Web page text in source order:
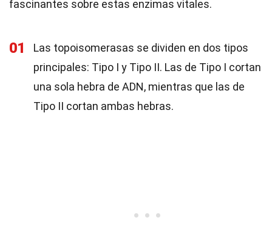
fascinantes sobre estas enzimas vitales.
01
Las topoisomerasas se dividen en dos tipos
principales: Tipo I y Tipo II. Las de Tipo I cortan
una sola hebra de ADN, mientras que las de
Tipo II cortan ambas hebras.